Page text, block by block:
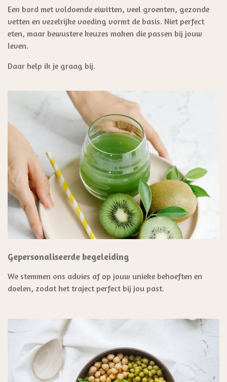
Een bord met voldoende eiwitten, veel groenten, gezonde
vetten en vezelrijke voeding vormt de basis. Niet perfect
eten, maar bewustere keuzes maken die passen bij jouw
leven.
Daar help ik je graag bij.
Gepersonaliseerde begeleiding
We stemmen ons advies af op jouw unieke behoeften en
doelen, zodat het traject perfect bij jou past.